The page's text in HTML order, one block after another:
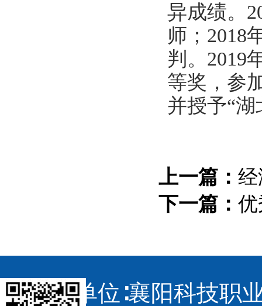
异成绩。
师； 2018
判。 2019
等奖，参
并授予“
上一篇：
下一篇：
主办单位∶襄阳科技